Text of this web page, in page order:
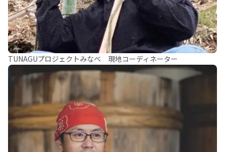
TUNAGUプロジェクトみなべ 現地コーディネーター